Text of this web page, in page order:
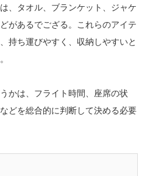
、タオル、ブランケット、ジャケ
があるでござる。これらのアイテ
持ち運びやすく、収納しやすいと
かは、フライト時間、座席の状
どを総合的に判断して決める必要